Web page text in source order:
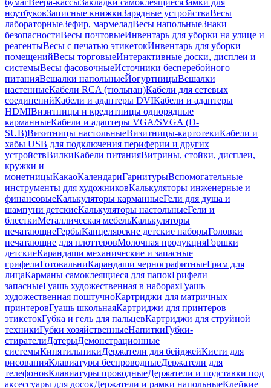
бумагВеера-кассыЗакладки самоклеящиесяЗамки для
ноутбуковЗаписные книжкиЗарядные устройстваВесы
лабораторныеЗефир, мармеладВесы напольныеЗнаки
безопасностиВесы почтовыеИнвентарь для уборки на улице и
реагентыВесы с печатью этикетокИнвентарь для уборки
помещенийВесы торговыеИнтерактивные доски, дисплеи и
системыВесы фасовочныеИсточники бесперебойного
питанияВешалки напольныеЙогуртницыВешалки
настенныеКабели RCA (тюльпан)Кабели для сетевых
соединенийКабели и адаптеры DVIКабели и адаптеры
HDMIВизитницы и кредитницы однорядные
карманныеКабели и адаптеры VGA/SVGA (D-
SUB)Визитницы настольныеВизитницы-картотекиКабели и
хабы USB для подключения периферии и других
устройствВилкиКабели питанияВитрины, стойки, дисплеи,
кружки и
монетницыКакаоКалендариГарнитурыВспомогательные
инструменты для художниковКалькуляторы инженерные и
финансовыеКалькуляторы карманныеГели для душа и
шампуни детскиеКалькуляторы настольныеГели и
блесткиМеталлическая мебельКалькуляторы
печатающиеГербыКанцелярские детские наборыГоловки
печатающие для плоттеровМолочная продукцияГоршки
детскиеКарандаши механические и запасные
грифелиГотовальниКарандаши чернографитныеГрим для
лицаКарманы самоклеящиеся для папокГрифели
запасныеГуашь художественная в наборахГуашь
художественная поштучноКартриджи для матричных
принтеровГуашь школьнаяКартриджи для принтеров
этикетокГубка и гель для пальцевКартриджи для струйной
техникиГубки хозяйственныеНапиткиГубки-
стирателиДатерыДемонстрационные
системыКипятильникиДержатели для бейджейКисти для
рисованияКлавиатуры беспроводныеДержатели для
телефоновКлавиатуры проводныеДержатели и подставки под
аксессуары для досокДержатели и рамки напольныеКлейкие